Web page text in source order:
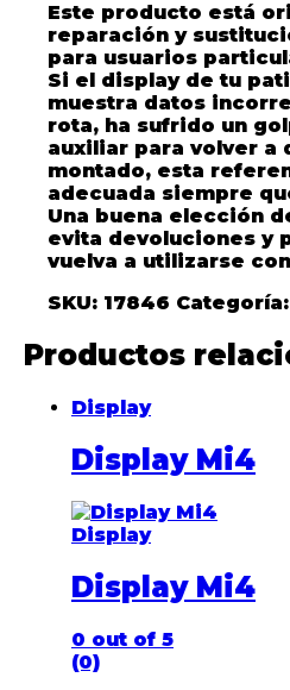
Este producto está
reparación y
para usuarios
Si el display de tu
muestra datos
rota, ha sufrido un
auxiliar para volver a
montado, esta
adecuada siempre
Una buena elección
evita devoluciones y
vuelva a utilizarse
SKU: 17846 Categoría:
Productos
Display
Display Mi4
Display
Display Mi4
0 out of 5
(0)